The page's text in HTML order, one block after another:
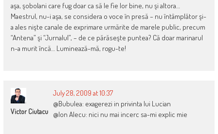
aşa, şobolani care fug doar ca să le fie lor bine, nu şi altora…
Maestrul, nu-i aşa, se considera o voce în presă – nu întâmplător şi-
a ales nişte canale de exprimare urmărite de marele public, precum
“Antena” şi “Jurnalul”, – de ce părăseşte puntea? Că doar marinarul
n-a murit încă… Luminează-mă, rogu-te!
Victor Ciutacu
July 28, 2009 at 10:37
@Bubulea: exagerezi in privinta lui Lucian
@Ion Alecu: nici nu mai incerc sa-mi explic mie